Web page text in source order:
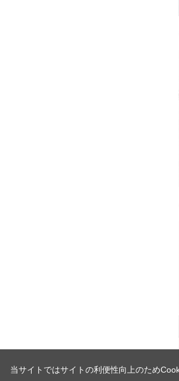
当サイトではサイトの利便性向上のため